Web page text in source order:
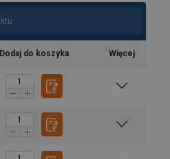
Dodaj do koszyka Więcej